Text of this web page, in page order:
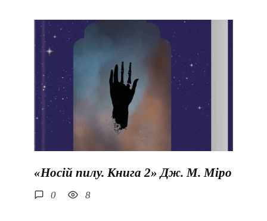
«Носій пилу. Книга 2» Дж. М. Міро
0 8